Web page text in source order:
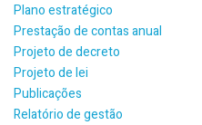
Plano estratégico
Prestação de contas anual
Projeto de decreto
Projeto de lei
Publicações
Relatório de gestão